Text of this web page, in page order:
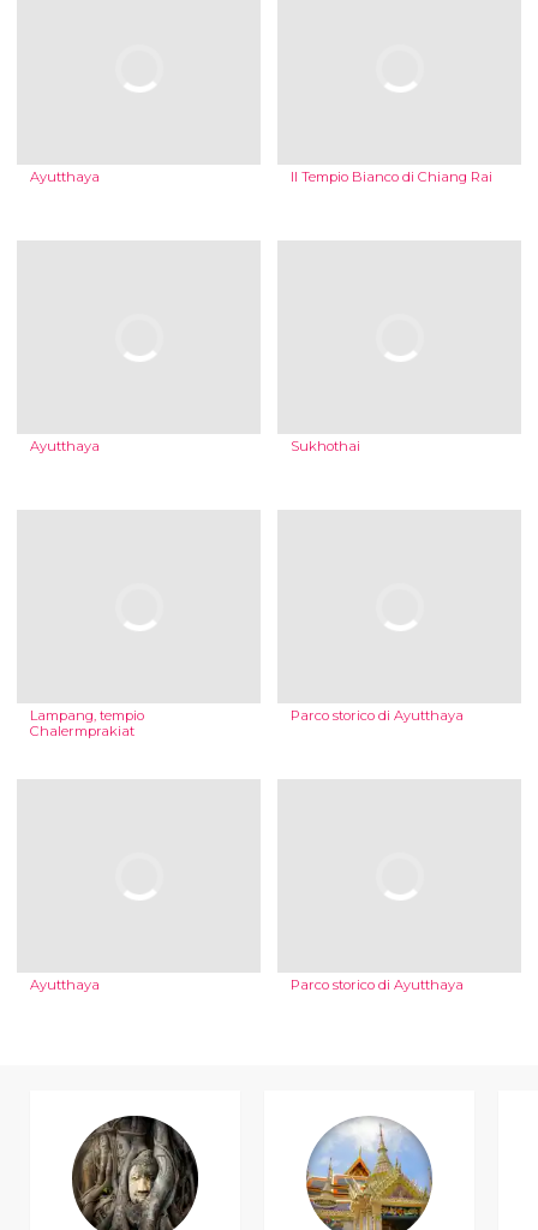
Ayutthaya Il Tempio Bianco di Chiang Rai
Ayutthaya Sukhothai
Lampang, tempio
Chalermprakiat
Parco storico di Ayutthaya
Ayutthaya Parco storico di Ayutthaya